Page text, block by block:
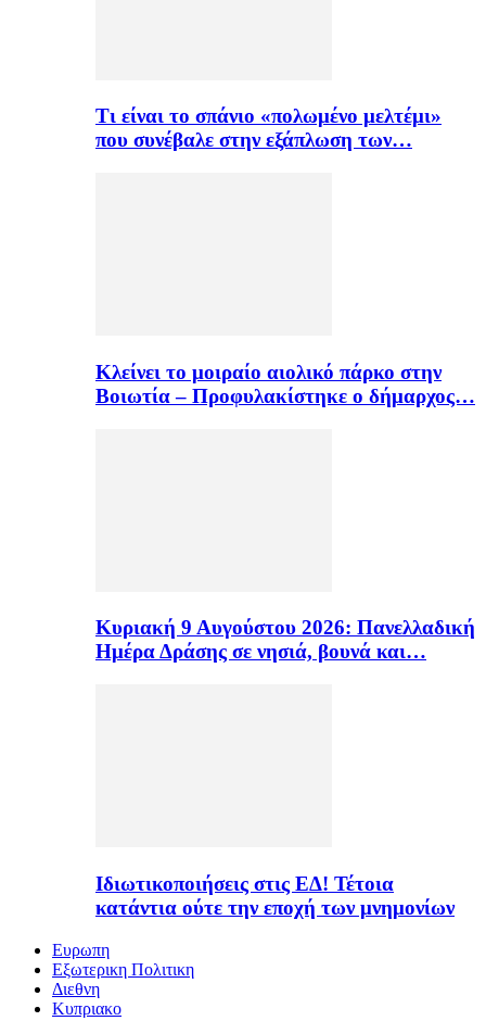
Τι είναι το σπάνιο «πολωμένο μελτέμι»
που συνέβαλε στην εξάπλωση των…
Κλείνει το μοιραίο αιολικό πάρκο στην
Βοιωτία – Προφυλακίστηκε ο δήμαρχος…
Κυριακή 9 Αυγούστου 2026: Πανελλαδική
Ημέρα Δράσης σε νησιά, βουνά και…
Ιδιωτικοποιήσεις στις ΕΔ! Τέτοια
κατάντια ούτε την εποχή των μνημονίων
Ευρωπη
Εξωτερικη Πολιτικη
Διεθνη
Κυπριακο